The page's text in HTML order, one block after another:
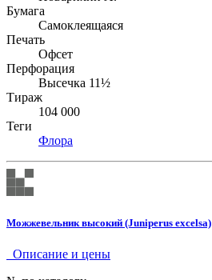
Бумага
Самоклеящаяся
Печать
Офсет
Перфорация
Высечка 11½
Тираж
104 000
Теги
Флора
Можжевельник высокий (Juniperus excelsa)
Описание и цены